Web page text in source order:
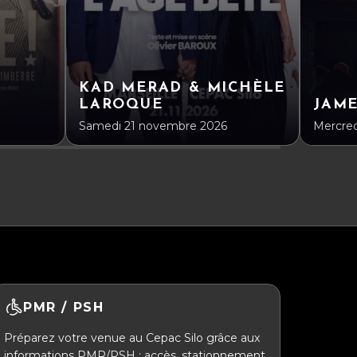
KAD MERAD & MICHÈLE
LAROQUE
Samedi 21 novembre 2026
PMR / PSH
Préparez votre venue au Cepac Silo grâce aux